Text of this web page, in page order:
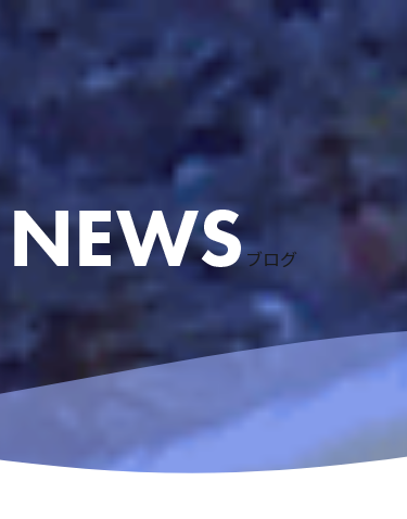
粟国島遠征
リクエストコース
慶良間諸島スノーケリング
アドバンスドオープンウォーターコース
EFRコース
体験ダイビングなど
器材レンタル
ブログ